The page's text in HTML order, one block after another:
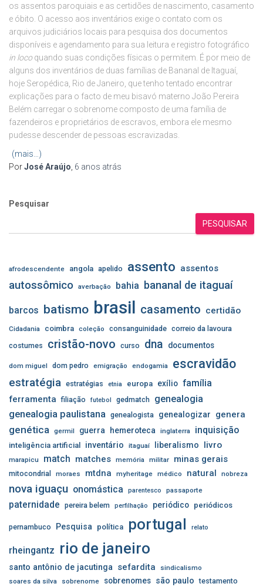
os assentos paroquiais e as certidões de nascimento, casamento
e óbito. O acesso aos inventários exige o contato com os
arquivos judiciários locais para pesquisa dos documentos
disponíveis e agendamento para sua leitura e registro fotográfico
in locoquando suas condições físicas o permitem. É por meio de
alguns dos inventários de duas famílias de Bananal de Itaguaí,
hoje Seropédica, Rio de Janeiro, que tenho tentado encontrar
explicações para o facto de meu bisavó materno João Pereira
Belém carregar o sobrenome composto de uma família de
fazendeiros e proprietários de escravos, embora ele mesmo
pudesse descender de pessoas escravizadas.
(mais…)
PorJosé Araújo 6 anos atrás
Pesquisar
PESQUISAR
afrodescendente angola apelido assento assentos
autossômico averbação bahia bananal de itaguaí
barcos batismo brasil casamento certidão
Cidadania coimbra coleção consanguinidade correio da lavoura
costumes
cristão-novo curso dna documentos
dom miguel dom pedro emigração endogamia escravidão
estratégia estratégias etnia europa exílio família
ferramenta filiação futebol gedmatch genealogia
genealogia paulistana genealogista genealogizar genera
genética germil guerra hemeroteca inglaterra inquisição
inteligência artificial inventário itaguaí liberalismo livro
marapicu match matches memória militar minas gerais
mitocondrial moraes mtdna myheritage médico natural nobreza
nova iguaçu onomástica parentesco passaporte
paternidade pereira belem perfilhação periódico periódicos
pernambuco Pesquisa política portugal relato
rheingantz rio de janeiro
santo antônio de jacutinga sefardita
sindicalismo
soares da silva
sobrenome sobrenomes são paulo testamento